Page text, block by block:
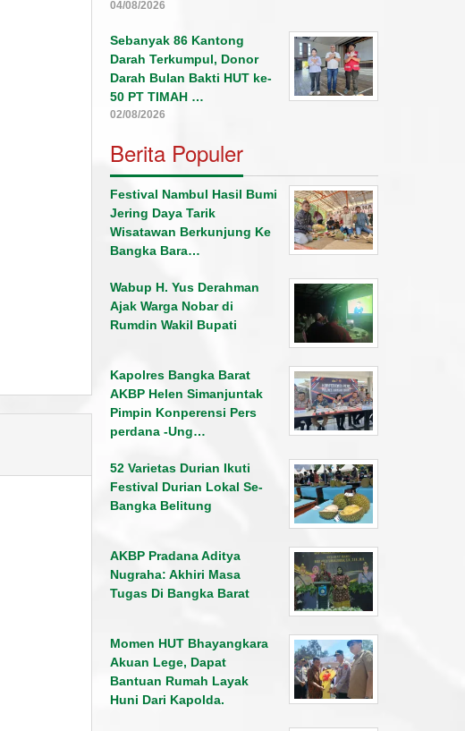
04/08/2026
Sebanyak 86 Kantong
Darah Terkumpul, Donor
Darah Bulan Bakti HUT ke-
50 PT TIMAH …
02/08/2026
Berita Populer
Festival Nambul Hasil Bumi
Jering Daya Tarik
Wisatawan Berkunjung Ke
Bangka Bara…
Wabup H. Yus Derahman
Ajak Warga Nobar di
Rumdin Wakil Bupati
Kapolres Bangka Barat
AKBP Helen Simanjuntak
Pimpin Konperensi Pers
perdana -Ung…
52 Varietas Durian Ikuti
Festival Durian Lokal Se-
Bangka Belitung
AKBP Pradana Aditya
Nugraha: Akhiri Masa
Tugas Di Bangka Barat
Momen HUT Bhayangkara
Akuan Lege, Dapat
Bantuan Rumah Layak
Huni Dari Kapolda.